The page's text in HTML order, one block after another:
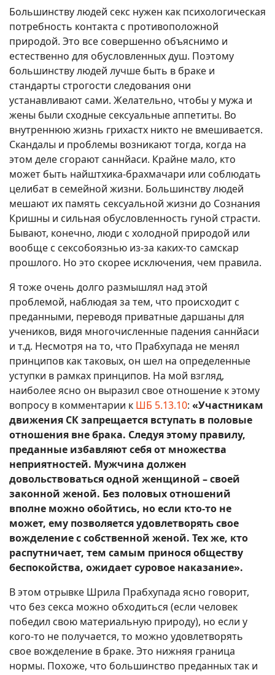
Большинству людей секс нужен как психологическая
потребность контакта с противоположной
природой. Это все совершенно объяснимо и
естественно для обусловленных душ. Поэтому
большинству людей лучше быть в браке и
стандарты строгости следования они
устанавливают сами. Желательно, чтобы у мужа и
жены были сходные сексуальные аппетиты. Во
внутреннюю жизнь грихастх никто не вмешивается.
Скандалы и проблемы возникают тогда, когда на
этом деле сгорают саннйаси. Крайне мало, кто
может быть найштхика-брахмачари или соблюдать
целибат в семейной жизни. Большинству людей
мешают их память сексуальной жизни до Сознания
Кришны и сильная обусловленность гуной страсти.
Бывают, конечно, люди с холодной природой или
вообще с сексобоязнью из-за каких-то самскар
прошлого. Но это скорее исключения, чем правила.
Я тоже очень долго размышлял над этой
проблемой, наблюдая за тем, что происходит с
преданными, переводя приватные даршаны для
учеников, видя многочисленные падения саннйаси
и т.д. Несмотря на то, что Прабхупада не менял
принципов как таковых, он шел на определенные
уступки в рамках принципов. На мой взгляд,
наиболее ясно он выразил свое отношение к этому
вопросу в комментарии к ШБ 5.13.10: «Участникам
движения СК запрещается вступать в половые
отношения вне брака. Следуя этому правилу,
преданные избавляют себя от множества
неприятностей. Мужчина должен
довольствоваться одной женщиной – своей
законной женой. Без половых отношений
вполне можно обойтись, но если кто-то не
может, ему позволяется удовлетворять свое
вожделение с собственной женой. Тех же, кто
распутничает, тем самым принося обществу
беспокойства, ожидает суровое наказание».
В этом отрывке Шрила Прабхупада ясно говорит,
что без секса можно обходиться (если человек
победил свою материальную природу), но если у
кого-то не получается, то можно удовлетворять
свое вожделение в браке. Это нижняя граница
нормы. Похоже, что большинство преданных так и